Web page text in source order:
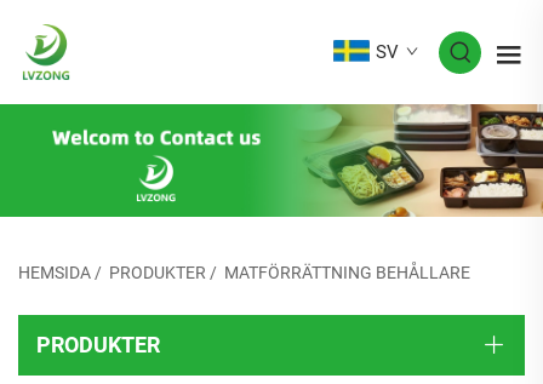
SV
HEMSIDA/ PRODUKTER/ MATFÖRRÄTTNING BEHÅLLARE
PRODUKTER